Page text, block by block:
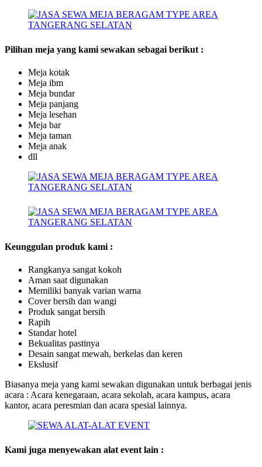
Pilihan meja yang kami sewakan sebagai berikut :
Meja kotak
Meja ibm
Meja bundar
Meja panjang
Meja lesehan
Meja bar
Meja taman
Meja anak
dll
Keunggulan produk kami :
Rangkanya sangat kokoh
Aman saat digunakan
Memiliki banyak varian warna
Cover bersih dan wangi
Produk sangat bersih
Rapih
Standar hotel
Bekualitas pastinya
Desain sangat mewah, berkelas dan keren
Ekslusif
Biasanya meja yang kami sewakan digunakan untuk berbagai jenis
acara : Acara kenegaraan, acara sekolah, acara kampus, acara
kantor, acara peresmian dan acara spesial lainnya.
Kami juga menyewakan alat event lain :